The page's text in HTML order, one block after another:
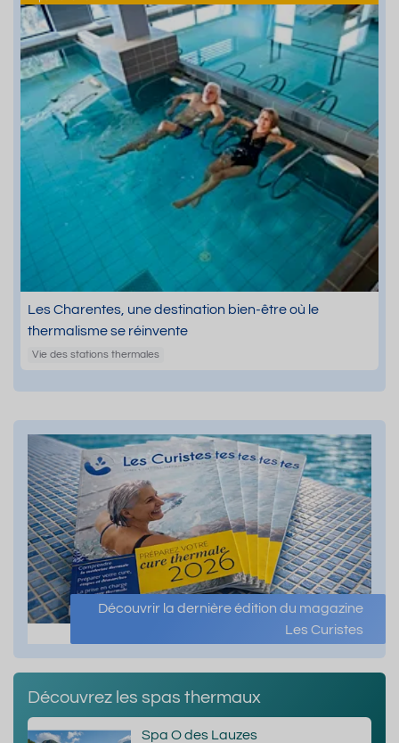
Les Charentes, une destination bien-être où le
thermalisme se réinvente
Vie des stations thermales
Découvrir la dernière édition du magazine
Les Curistes
Découvrez les spas thermaux
Spa O des Lauzes